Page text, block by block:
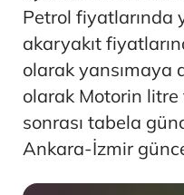
Petrol fiyatlarında
akaryakıt
olarak yansımaya
olarak Motorin litre
sonrası tabela
Ankara-İzmir